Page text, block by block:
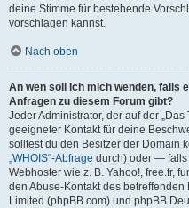
deine Stimme für bestehende
vorschlagen kannst.
Nach oben
An wen soll ich mich wenden, falls
Anfragen zu diesem Forum gibt?
Jeder Administrator, der auf der
geeigneter Kontakt für deine
solltest du den Besitzer der Domain
„WHOIS“-Abfrage durch) oder — falls
Webhoster wie z. B. Yahoo!, free.fr,
den Abuse-Kontakt des
Limited (phpBB.com) und phpBB